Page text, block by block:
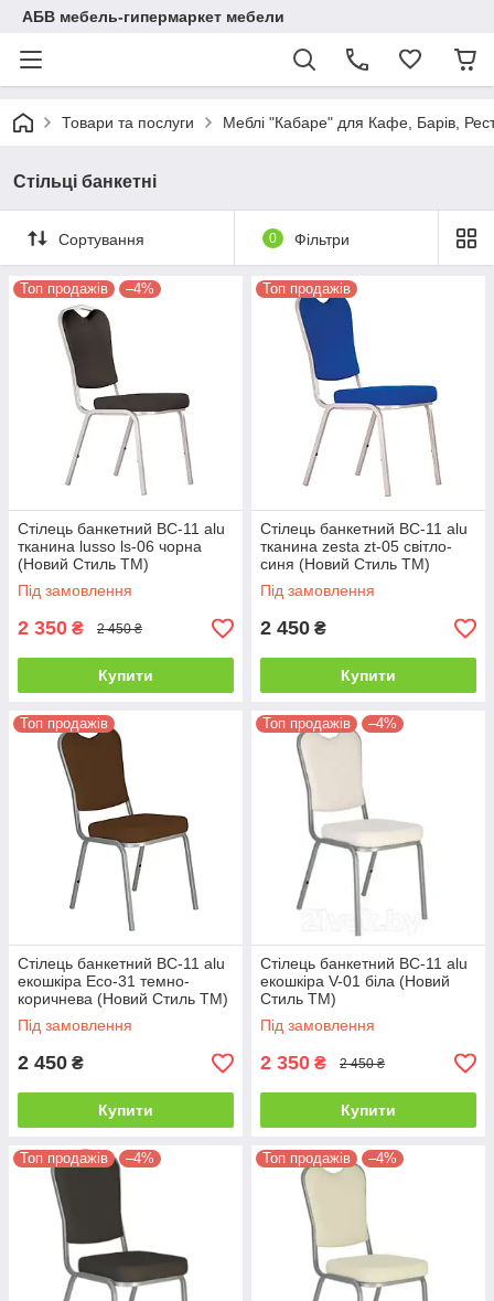
АБВ мебель-гипермаркет мебели
Товари та послуги Меблі "Кабаре" для Кафе, Барів,
Стільці банкетні
Сортування 0 Фільтри
Топ продажів –4%
Стілець банкетний BC-11 alu
тканина lusso ls-06 чорна
(Новий Стиль ТМ)
Під замовлення
2 350 ₴ 2 450 ₴
Купити
Топ продажів
Стілець банкетний BC-11 alu
тканина zesta zt-05 світло-
синя (Новий Стиль ТМ)
Під замовлення
2 450 ₴
Купити
Топ продажів
Стілець банкетний BC-11 alu
екошкіра Eco-31 темно-
коричнева (Новий Стиль ТМ)
Під замовлення
2 450 ₴
Купити
Топ продажів –4%
Стілець банкетний BC-11 alu
екошкіра V-01 біла (Новий
Стиль ТМ)
Під замовлення
2 350 ₴ 2 450 ₴
Купити
Топ продажів –4% Топ продажів –4%